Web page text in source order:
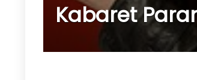
Kabaret